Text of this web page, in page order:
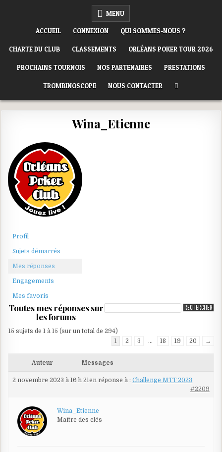
ORLÉANS POKER CLUB MENU
ACCUEIL CONNEXION QUI SOMMES-NOUS ?
CHARTE DU CLUB CLASSEMENTS ORLÉANS POKER TOUR 2026
PROCHAINS TOURNOIS NOS PARTENAIRES PRESTATIONS
TROMBINOSCOPE NOUS CONTACTER
Wina_Etienne
Profil
Sujets démarrés
Mes réponses
Engagements
Mes favoris
Toutes mes réponses sur
les forums
15 sujets de 1 à 15 (sur un total de 294)
1
2 3 … 18 19 20 →
Auteur Messages
2 novembre 2023 à 16 h 21en réponse à :Challenge MTT 2023
#2209
Wina_Etienne
Maître des clés